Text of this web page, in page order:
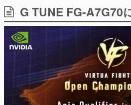
日本のモバイルゲーム史
ルを網羅するほか、開発
解説を掲載。約20年の歴史
若ゲのいたり〜ゲー
『うつヌケ』『ペンと箸
一先生によるゲーム業界レ
なんでゲームは面白い
ゲーム開発者・hamatsu氏
具体的な形から解き明かし
です。